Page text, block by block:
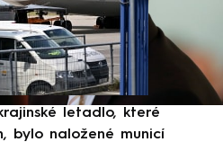
letadlo, které
bylo naložené municí